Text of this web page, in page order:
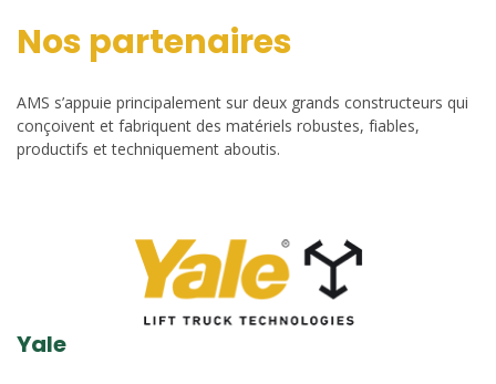
Nos partenaires
AMS s’appuie principalement sur deux grands constructeurs qui
conçoivent et fabriquent des matériels robustes, fiables,
productifs et techniquement aboutis.
Yale